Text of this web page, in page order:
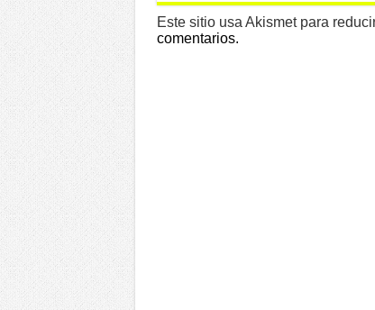
Este sitio usa Akismet para
comentarios.